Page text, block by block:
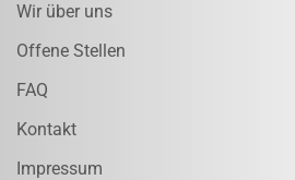
Wir über uns
Offene Stellen
FAQ
Kontakt
Impressum